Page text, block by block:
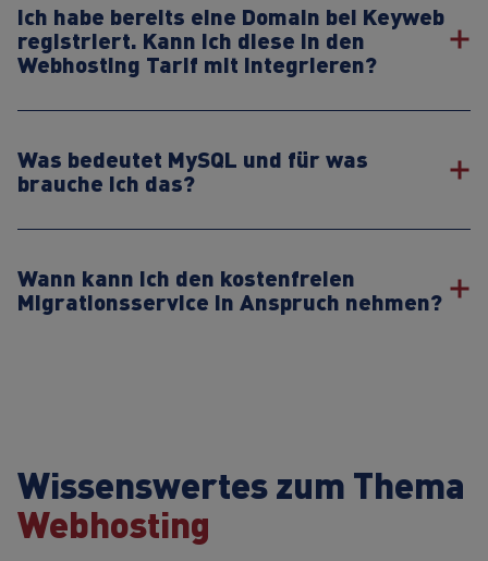
Ich habe bereits eine Domain bei Keyweb
registriert. Kann ich diese in den
Webhosting Tarif mit integrieren?
Was bedeutet MySQL und für was
brauche ich das?
Wann kann ich den kostenfreien
Migrationsservice in Anspruch nehmen?
Wissenswertes zum Thema
Webhosting